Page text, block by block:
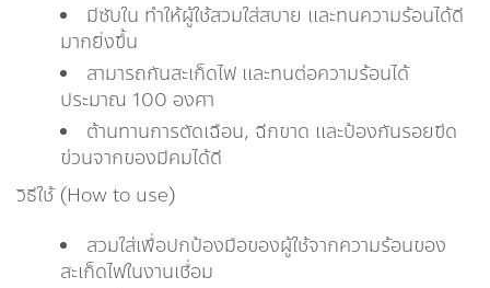
มีซับใน ทำให้ผู้ใช้สวมใส่สบาย และทนความร้อนได้ดี
มากยิ่งขึ้น
สามารถกันสะเก็ดไฟ และทนต่อความร้อนได้
ประมาณ 100 องศา
ต้านทานการตัดเฉือน, ฉีกขาด และป้องกันรอยขีด
ข่วนจากของมีคมได้ดี
วิธีใช้ (How to use)
สวมใส่เพื่อปกป้องมือของผู้ใช้จากความร้อนของ
สะเก็ดไฟในงานเชื่อม